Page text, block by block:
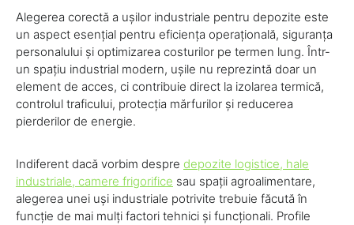
Alegerea corectă a ușilor industriale pentru depozite este
un aspect esențial pentru eficiența operațională, siguranța
personalului și optimizarea costurilor pe termen lung. Într-
un spațiu industrial modern, ușile nu reprezintă doar un
element de acces, ci contribuie direct la izolarea termică,
controlul traficului, protecția mărfurilor și reducerea
pierderilor de energie.
Indiferent dacă vorbim despre depozite logistice, hale
industriale, camere frigorifice sau spații agroalimentare,
alegerea unei uși industriale potrivite trebuie făcută în
funcție de mai mulți factori tehnici și funcționali. Profile